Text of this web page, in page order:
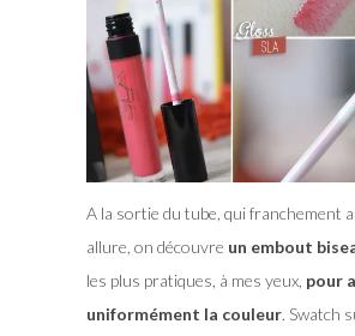
A la sortie du tube, qui franchement
allure, on découvre un embout
les plus pratiques, à mes yeux, pour
uniformément la couleur. Swatch